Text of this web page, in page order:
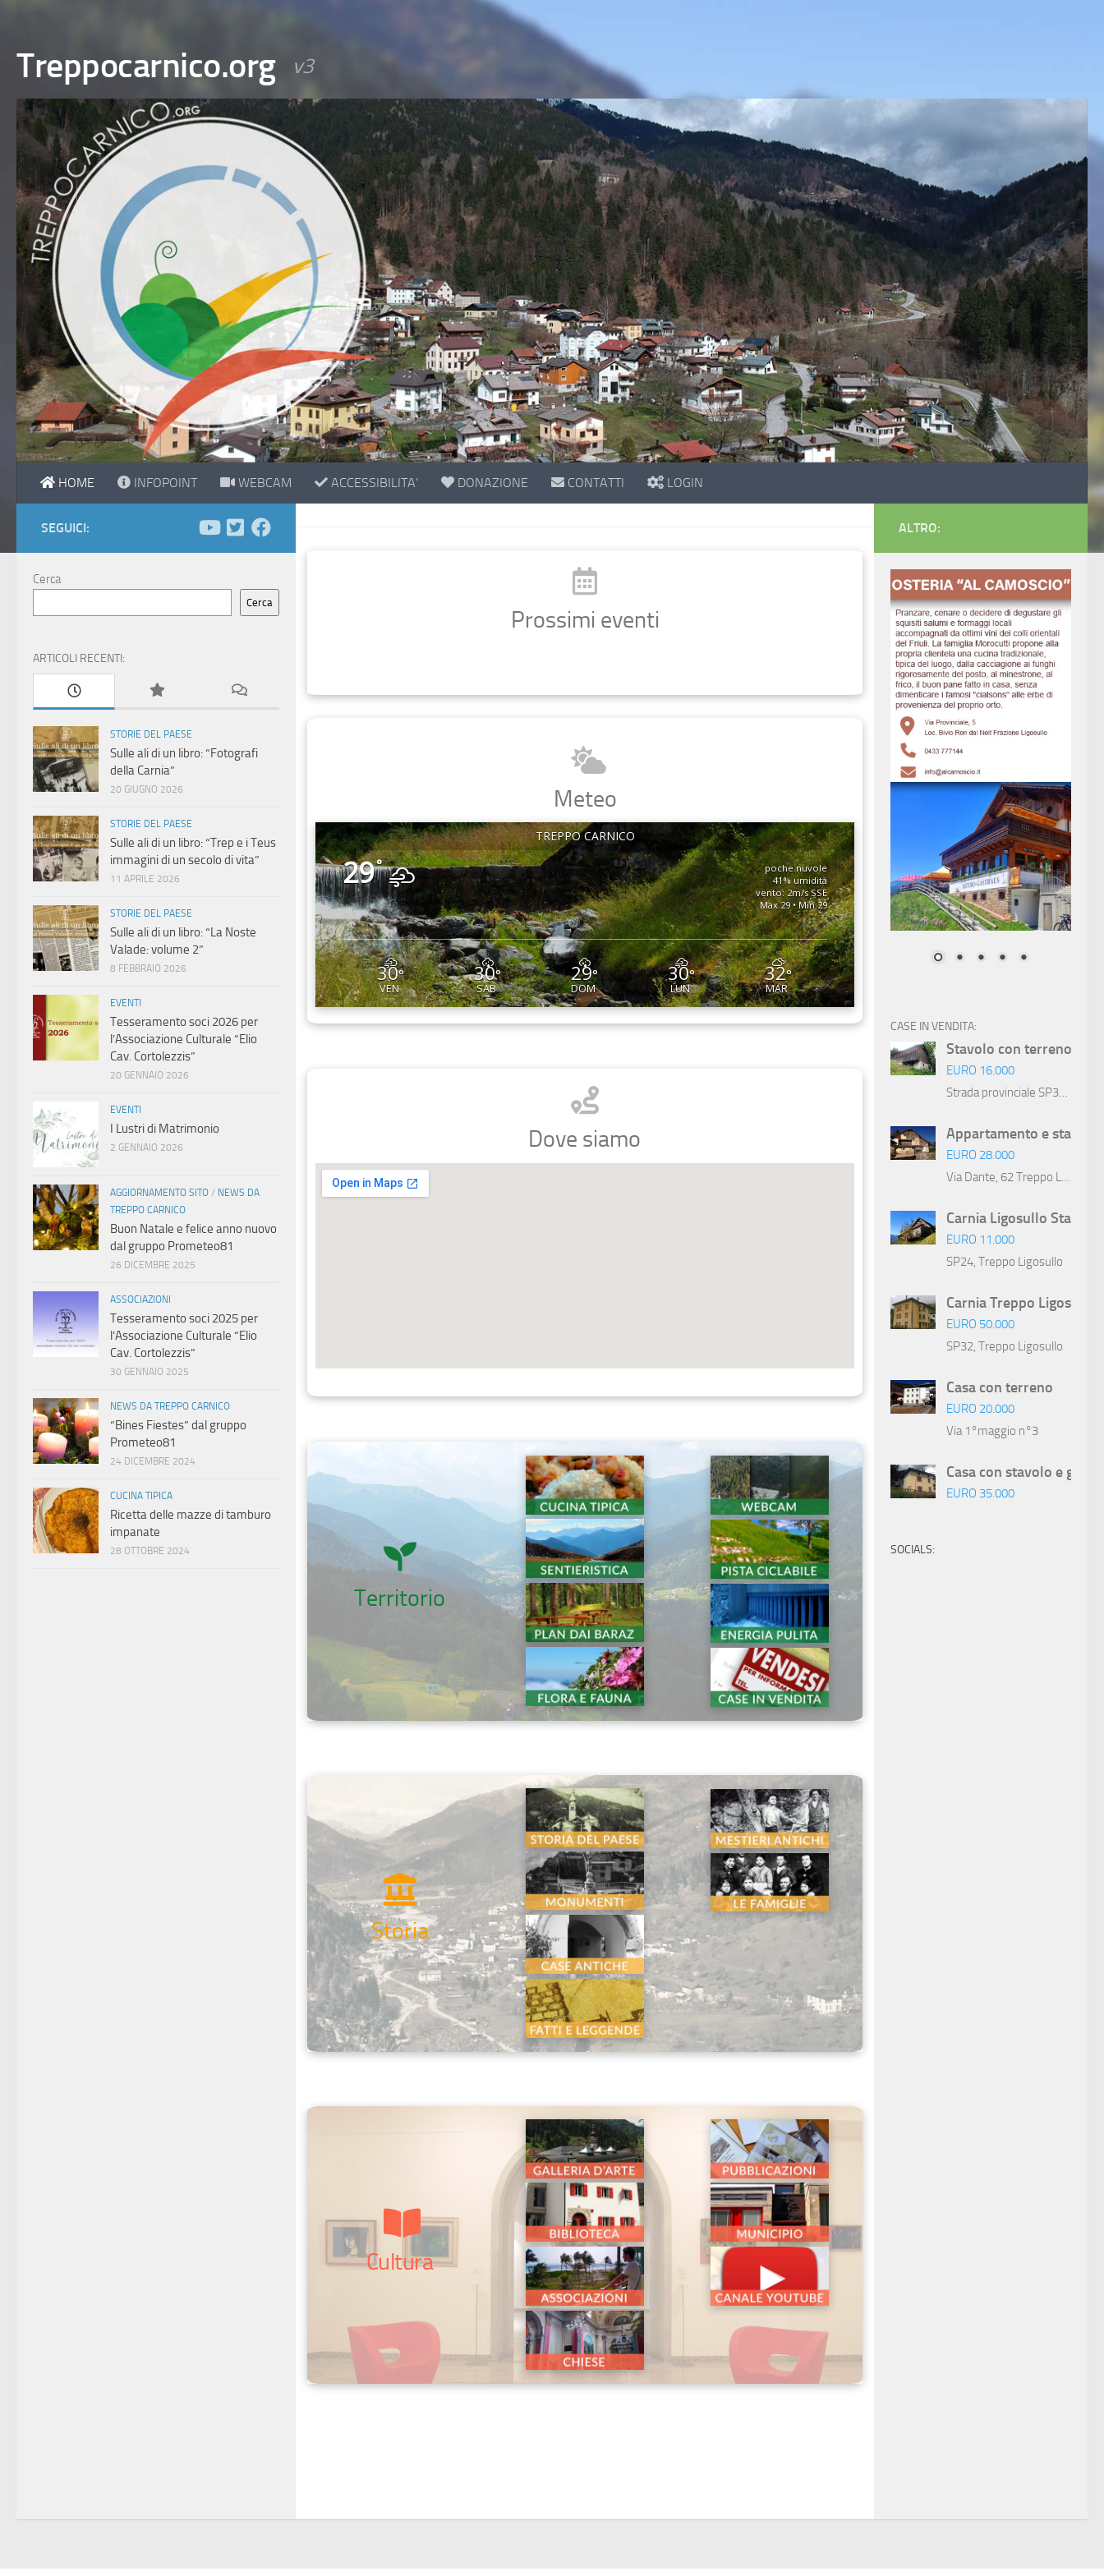
Treppocarnico.org v3
HOME INFOPOINT WEBCAM ACCESSIBILITA’ DONAZIONE CONTATTI LOGIN
Prossimi eventi
Meteo
TREPPO CARNICO
29°
poche nuvole
41% umidità
vento: 2m/s SSE
Max 29 • Min 29
30°
VEN
30°
SAB
29°
DOM
30°
LUN
32°
MAR
Dove siamo
Territorio
Storia
Cultura
SEGUICI:
Cerca
Cerca
ARTICOLI RECENTI:
STORIE DEL PAESE
Sulle ali di un libro: “Fotografi
della Carnia”
20 GIUGNO 2026
STORIE DEL PAESE
Sulle ali di un libro: “Trep e i Teus
immagini di un secolo di vita”
11 APRILE 2026
STORIE DEL PAESE
Sulle ali di un libro: “La Noste
Valade: volume 2”
8 FEBBRAIO 2026
EVENTI
Tesseramento soci 2026 per
l’Associazione Culturale “Elio
Cav. Cortolezzis”
20 GENNAIO 2026
EVENTI
I Lustri di Matrimonio
2 GENNAIO 2026
AGGIORNAMENTO SITO / NEWS DA
TREPPO CARNICO
Buon Natale e felice anno nuovo
dal gruppo Prometeo81
26 DICEMBRE 2025
ASSOCIAZIONI
Tesseramento soci 2025 per
l’Associazione Culturale “Elio
Cav. Cortolezzis”
30 GENNAIO 2025
NEWS DA TREPPO CARNICO
“Bines Fiestes” dal gruppo
Prometeo81
24 DICEMBRE 2024
CUCINA TIPICA
Ricetta delle mazze di tamburo
impanate
28 OTTOBRE 2024
ALTRO:
CASE IN VENDITA:
Stavolo con terreno
EURO 16.000
Strada provinciale SP32, Treppo Ligosullo
Appartamento e stavolo
EURO 28.000
Via Dante, 62 Treppo Ligosullo
Carnia Ligosullo
EURO 11.000
SP24, Treppo Ligosullo
Carnia Treppo Ligosullo
EURO 50.000
SP32, Treppo Ligosullo
Casa con terreno
EURO 20.000
Via 1°maggio n°3
Casa con stavolo e
EURO 35.000
SOCIALS: